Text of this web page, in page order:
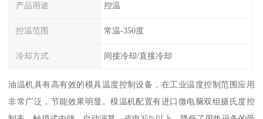
产品用途 控温
控温范围 常温-350度
冷却方式 间接冷却/直接冷却
油温机具有高有效的模具温度控制设备，在工业温度控制范围应用
非常广泛，节能效果明显。模温机配置有进口微电脑双组摄氏度控